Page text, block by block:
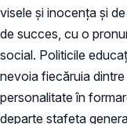
visele și inocența și
de succes, cu o
social. Politicile
nevoia fiecăruia
personalitate în
departe ștafeta